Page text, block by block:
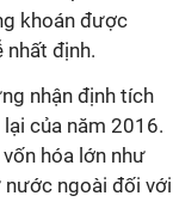
khoán được
nhất định.
nhận định tích
của năm 2016.
hóa lớn như
nước ngoài đối với